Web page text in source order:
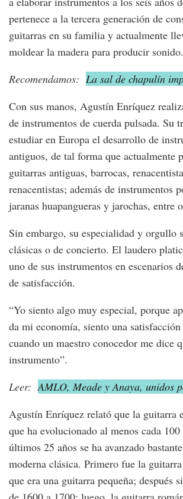
pertenece a la tercera generación de
guitarras en su familia y actualmente
moldear la madera para producir sonido.
Recomendamos: La sal de chapulín
Con sus manos, Agustín Enríquez
de instrumentos de cuerda pulsada. Su
estudiar en Europa el desarrollo de
antiguos, de tal forma que actualmente
guitarras antiguas, barrocas,
renacentistas; además de instrumentos
jaranas huapangueras y jarochas, entre
Sin embargo, su especialidad y orgullo
clásicas o de concierto. El laudero
uno de sus instrumentos en escenarios
de satisfacción.
“Yo siento algo muy especial, porque
da mi economía, siento una satisfacción
cuando un maestro conocedor me dice
instrumento”.
Leer: AMLO, Meade y Anaya, unidos
Agustín Enríquez relató que la guitarra
que ha evolucionado al menos cada 100
últimos 25 años se ha avanzado
moderna clásica. Primero fue la
que era una guitarra pequeña; después